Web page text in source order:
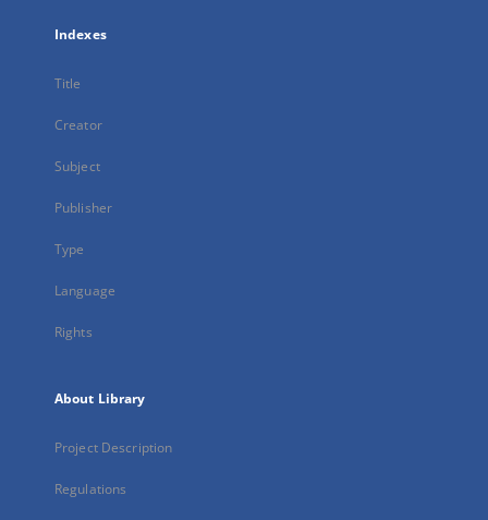
Indexes
Title
Creator
Subject
Publisher
Type
Language
Rights
About Library
Project Description
Regulations